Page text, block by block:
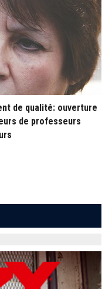
de qualité: ouverture
de professeurs